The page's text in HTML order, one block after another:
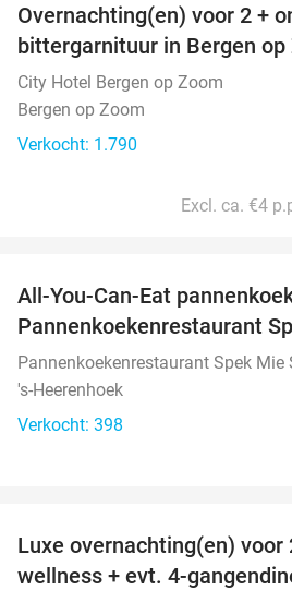
Overnachting(en) voor 2 +
bittergarnituur in Bergen op
City Hotel Bergen op Zoom
Bergen op Zoom
Verkocht: 1.790
Excl. ca. €4
All-You-Can-Eat
Pannenkoekenrestaurant
Pannenkoekenrestaurant Spek Mie
's-Heerenhoek
Verkocht: 398
Luxe overnachting(en) voor
wellness + evt. 4-